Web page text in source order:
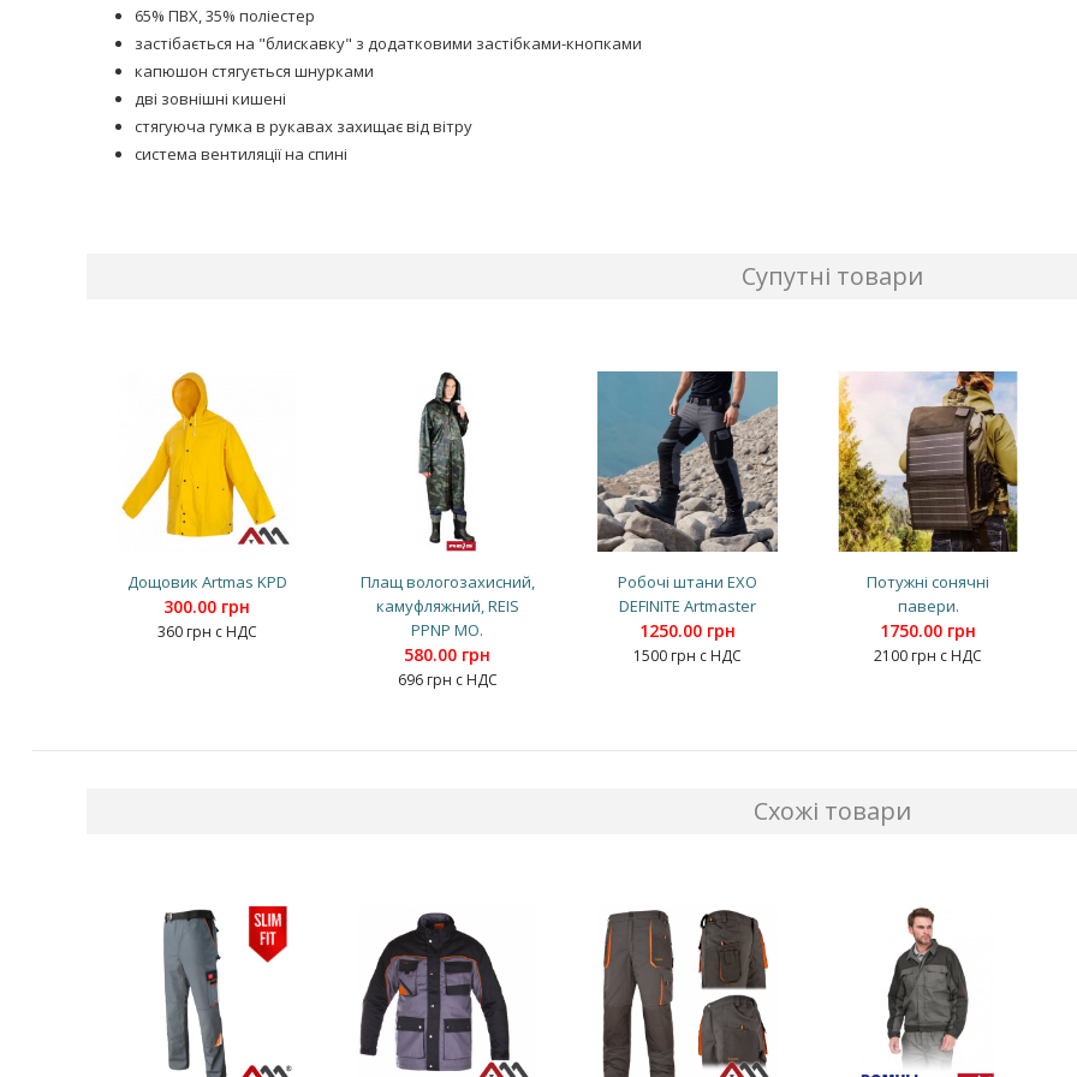
65% ПВХ, 35% поліестер
застібається на "блискавку" з додатковими застібками-кнопками
капюшон стягується шнурками
дві зовнішні кишені
стягуюча гумка в рукавах захищає від вітру
система вентиляції на спині
Супутні товари
Дощовик Artmas KPD
300.00 грн
360 грн с НДС
Плащ вологозахисний,
камуфляжний, REIS
PPNP MO.
580.00 грн
696 грн с НДС
Робочі штани EXO
DEFINITE Artmaster
1250.00 грн
1500 грн с НДС
Потужні сонячні
павери.
1750.00 грн
2100 грн с НДС
Схожі товари